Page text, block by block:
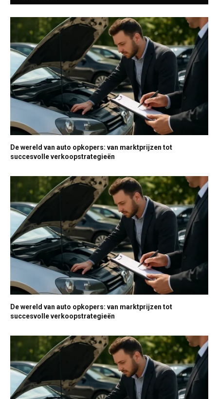
De wereld van auto opkopers: van marktprijzen tot
succesvolle verkoopstrategieën
De wereld van auto opkopers: van marktprijzen tot
succesvolle verkoopstrategieën